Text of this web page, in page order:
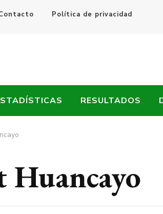
Política de privacidad
RESULTADOS
Huancayo